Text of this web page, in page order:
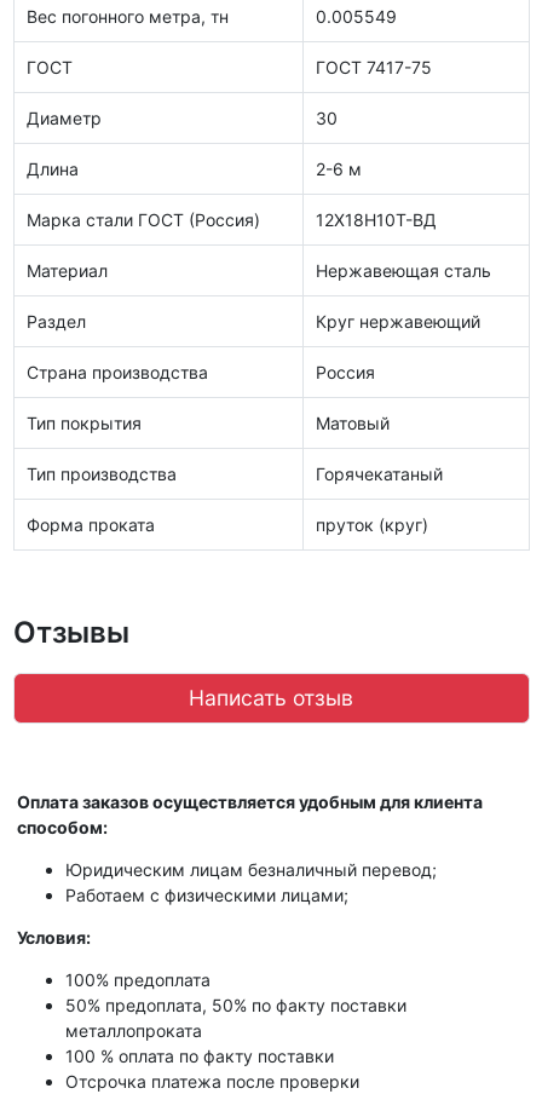
Вес погонного метра, тн 0.005549
ГОСТ ГОСТ 7417-75
Диаметр 30
Длина 2-6 м
Марка стали ГОСТ (Россия) 12Х18Н10Т-ВД
Материал Нержавеющая сталь
Раздел Круг нержавеющий
Страна производства Россия
Тип покрытия Матовый
Тип производства Горячекатаный
Форма проката пруток (круг)
Отзывы
Написать отзыв
Оплата заказов осуществляется удобным для клиента
способом:
Юридическим лицам безналичный перевод;
Работаем с физическими лицами;
Условия:
100% предоплата
50% предоплата, 50% по факту поставки
металлопроката
100 % оплата по факту поставки
Отсрочка платежа после проверки